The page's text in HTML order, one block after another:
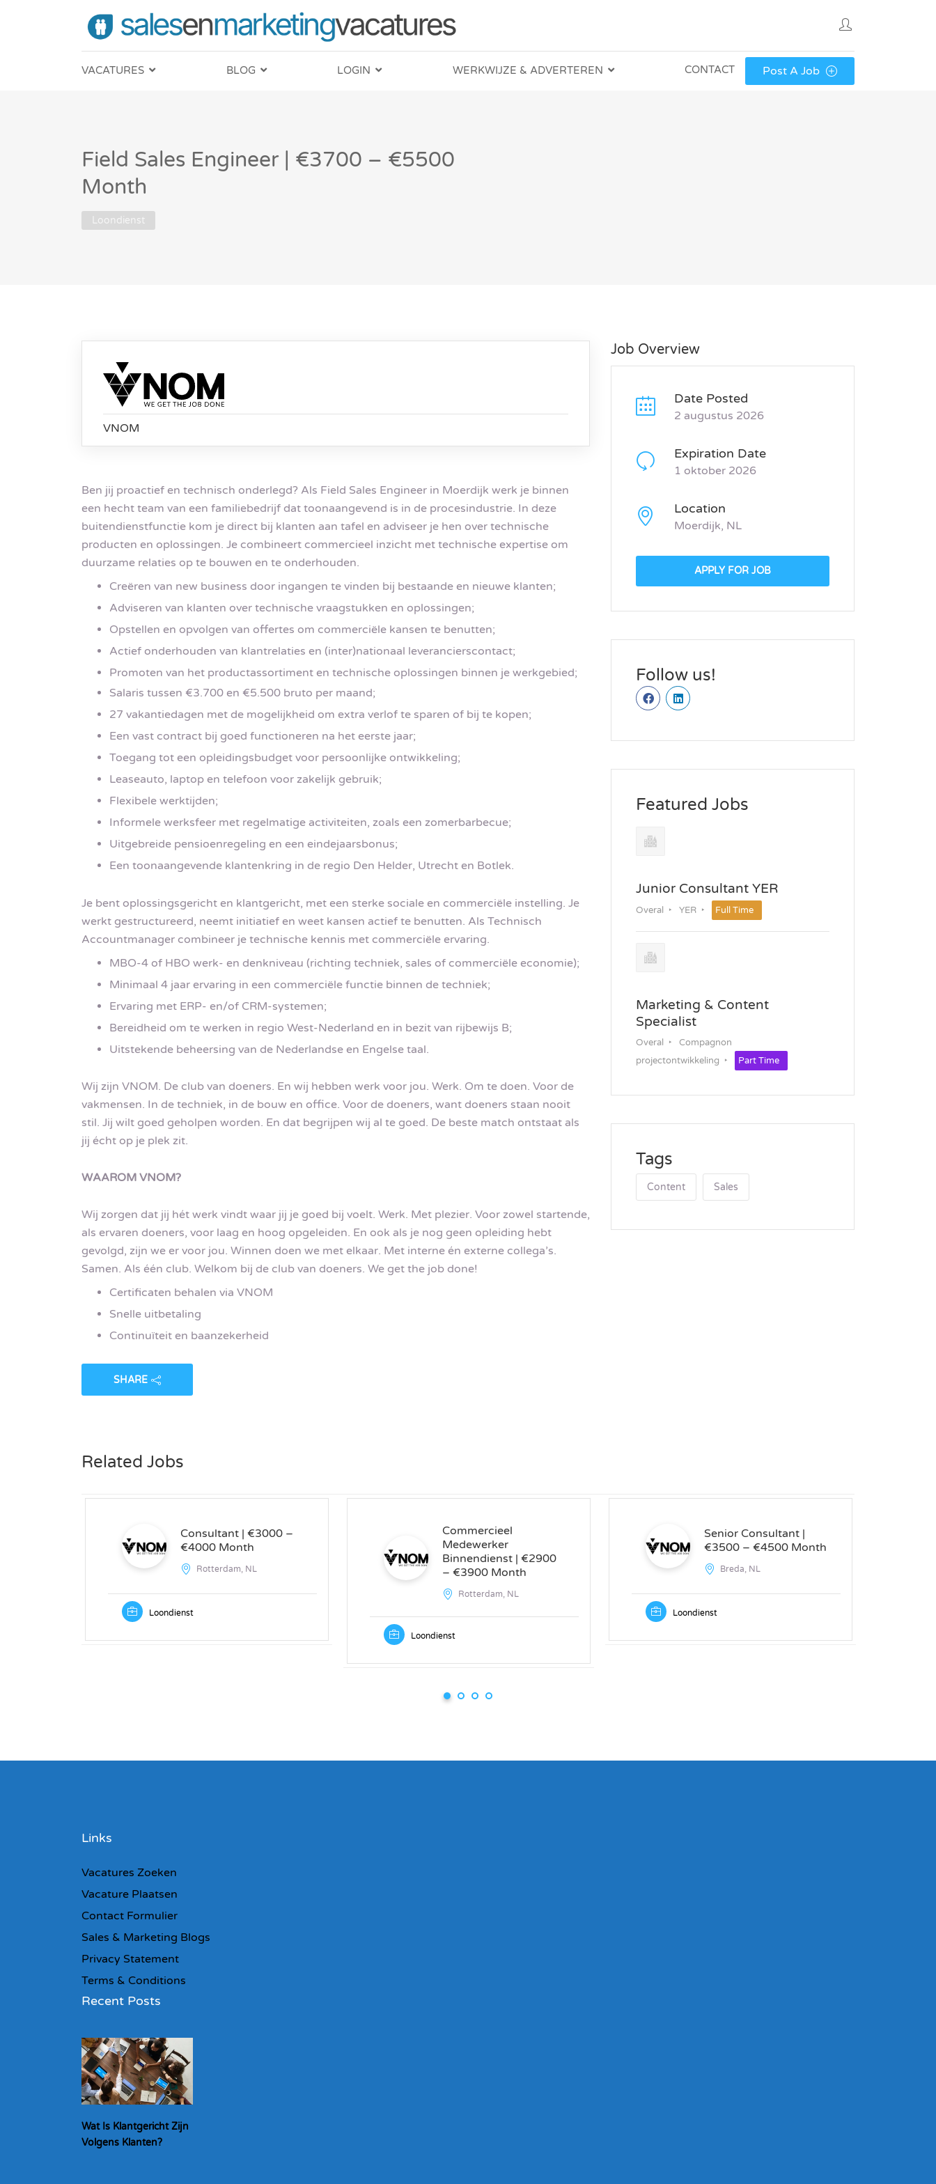
VACATURES BLOG LOGIN WERKWIJZE & ADVERTEREN CONTACT Post A Job
Field Sales Engineer | €3700 – €5500
Month
Loondienst
VNOM
Ben jij proactief en technisch onderlegd? Als Field Sales Engineer in Moerdijk werk je binnen
een hecht team van een familiebedrijf dat toonaangevend is in de procesindustrie. In deze
buitendienstfunctie kom je direct bij klanten aan tafel en adviseer je hen over technische
producten en oplossingen. Je combineert commercieel inzicht met technische expertise om
duurzame relaties op te bouwen en te onderhouden.
Creëren van new business door ingangen te vinden bij bestaande en nieuwe klanten;
Adviseren van klanten over technische vraagstukken en oplossingen;
Opstellen en opvolgen van offertes om commerciële kansen te benutten;
Actief onderhouden van klantrelaties en (inter)nationaal leverancierscontact;
Promoten van het productassortiment en technische oplossingen binnen je werkgebied;
Salaris tussen €3.700 en €5.500 bruto per maand;
27 vakantiedagen met de mogelijkheid om extra verlof te sparen of bij te kopen;
Een vast contract bij goed functioneren na het eerste jaar;
Toegang tot een opleidingsbudget voor persoonlijke ontwikkeling;
Leaseauto, laptop en telefoon voor zakelijk gebruik;
Flexibele werktijden;
Informele werksfeer met regelmatige activiteiten, zoals een zomerbarbecue;
Uitgebreide pensioenregeling en een eindejaarsbonus;
Een toonaangevende klantenkring in de regio Den Helder, Utrecht en Botlek.
Je bent oplossingsgericht en klantgericht, met een sterke sociale en commerciële instelling. Je
werkt gestructureerd, neemt initiatief en weet kansen actief te benutten. Als Technisch
Accountmanager combineer je technische kennis met commerciële ervaring.
MBO-4 of HBO werk- en denkniveau (richting techniek, sales of commerciële economie);
Minimaal 4 jaar ervaring in een commerciële functie binnen de techniek;
Ervaring met ERP- en/of CRM-systemen;
Bereidheid om te werken in regio West-Nederland en in bezit van rijbewijs B;
Uitstekende beheersing van de Nederlandse en Engelse taal.
Wij zijn VNOM. De club van doeners. En wij hebben werk voor jou. Werk. Om te doen. Voor de
vakmensen. In de techniek, in de bouw en office. Voor de doeners, want doeners staan nooit
stil. Jij wilt goed geholpen worden. En dat begrijpen wij al te goed. De beste match ontstaat als
jij écht op je plek zit.
WAAROM VNOM?
Wij zorgen dat jij hét werk vindt waar jij je goed bij voelt. Werk. Met plezier. Voor zowel startende,
als ervaren doeners, voor laag en hoog opgeleiden. En ook als je nog geen opleiding hebt
gevolgd, zijn we er voor jou. Winnen doen we met elkaar. Met interne én externe collega’s.
Samen. Als één club. Welkom bij de club van doeners. We get the job done!
Certificaten behalen via VNOM
Snelle uitbetaling
Continuïteit en baanzekerheid
SHARE
Job Overview
Date Posted
2 augustus 2026
Expiration Date
1 oktober 2026
Location
Moerdijk, NL
APPLY FOR JOB
Follow us!
Featured Jobs
Junior Consultant YER
Overal YER Full Time
Marketing & Content
Specialist
Overal
Compagnon
projectontwikkeling
Part Time
Tags
Content Sales
Related Jobs
Consultant | €3000 –
€4000 Month
Rotterdam, NL
Loondienst
Commercieel
Medewerker
Binnendienst | €2900
– €3900 Month
Rotterdam, NL
Loondienst
Senior Consultant |
€3500 – €4500 Month
Breda, NL
Loondienst
Links
Vacatures Zoeken
Vacature Plaatsen
Contact Formulier
Sales & Marketing Blogs
Privacy Statement
Terms & Conditions
Recent Posts
Wat Is Klantgericht Zijn
Volgens Klanten?